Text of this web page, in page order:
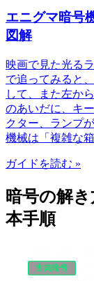
エニグマ暗号
図解
映画で見た光る
で追ってみると
して、また左か
のあいだに、キ
クター、ランプ
機械は「複雑な
ガイドを読む »
暗号の解
本手順
古典暗号